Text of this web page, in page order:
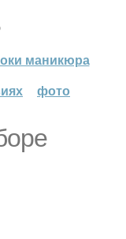
маникюра
фото